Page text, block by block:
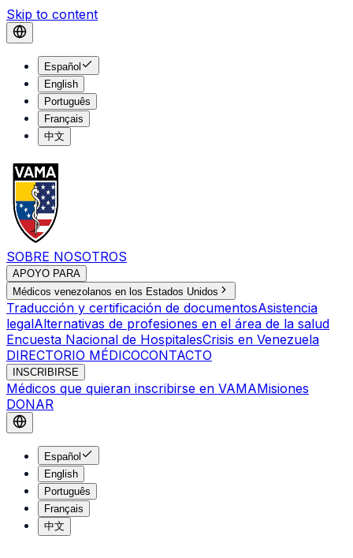
Skip to content
Español
English
Português
Français
中文
SOBRE NOSOTROS
APOYO PARA
Médicos venezolanos en los Estados Unidos
Traducción y certificación de documentosAsistencia
legalAlternativas de profesiones en el área de la salud
Encuesta Nacional de HospitalesCrisis en Venezuela
DIRECTORIO MÉDICOCONTACTO
INSCRIBIRSE
Médicos que quieran inscribirse en VAMAMisiones
DONAR
Español
English
Português
Français
中文